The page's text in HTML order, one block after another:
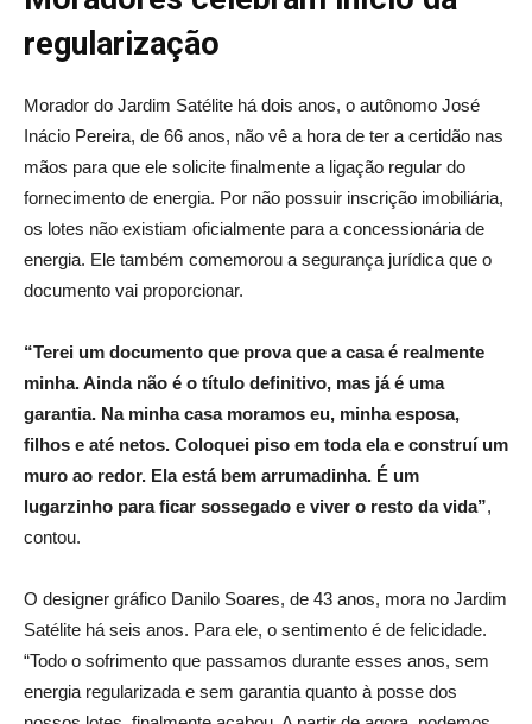
regularização
Morador do Jardim Satélite há dois anos, o autônomo José
Inácio Pereira, de 66 anos, não vê a hora de ter a certidão nas
mãos para que ele solicite finalmente a ligação regular do
fornecimento de energia. Por não possuir inscrição imobiliária,
os lotes não existiam oficialmente para a concessionária de
energia. Ele também comemorou a segurança jurídica que o
documento vai proporcionar.
“Terei um documento que prova que a casa é realmente
minha. Ainda não é o título definitivo, mas já é uma
garantia. Na minha casa moramos eu, minha esposa,
filhos e até netos. Coloquei piso em toda ela e construí um
muro ao redor. Ela está bem arrumadinha. É um
lugarzinho para ficar sossegado e viver o resto da vida”,
contou.
O designer gráfico Danilo Soares, de 43 anos, mora no Jardim
Satélite há seis anos. Para ele, o sentimento é de felicidade.
“Todo o sofrimento que passamos durante esses anos, sem
energia regularizada e sem garantia quanto à posse dos